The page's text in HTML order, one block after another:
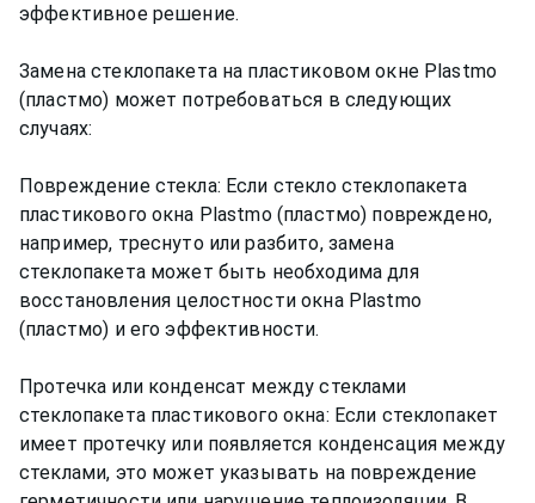
эффективное решение.
Замена стеклопакета на пластиковом окне Plastmo
(пластмо) может потребоваться в следующих
случаях:
Повреждение стекла: Если стекло стеклопакета
пластикового окна Plastmo (пластмо) повреждено,
например, треснуто или разбито, замена
стеклопакета может быть необходима для
восстановления целостности окна Plastmo
(пластмо) и его эффективности.
Протечка или конденсат между стеклами
стеклопакета пластикового окна: Если стеклопакет
имеет протечку или появляется конденсация между
стеклами, это может указывать на повреждение